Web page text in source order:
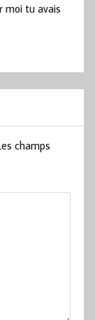
moi tu avais
champs